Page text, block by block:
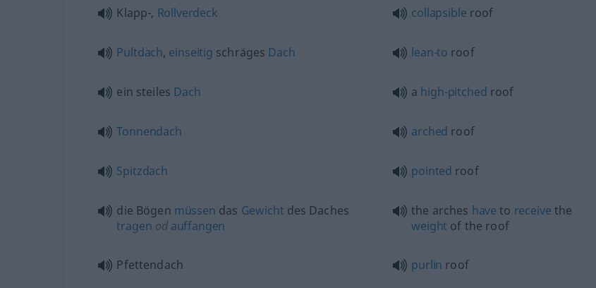
Klapp-, Rollverdeck collapsible roof
Pultdach, einseitig schräges Dach lean-to roof
ein steiles Dach a high-pitched roof
Tonnendach arched roof
Spitzdach pointed roof
die Bögen müssen das Gewicht des Daches
tragen odauffangen
the arches have to receive the
weight of the roof
Pfettendach purlin roof